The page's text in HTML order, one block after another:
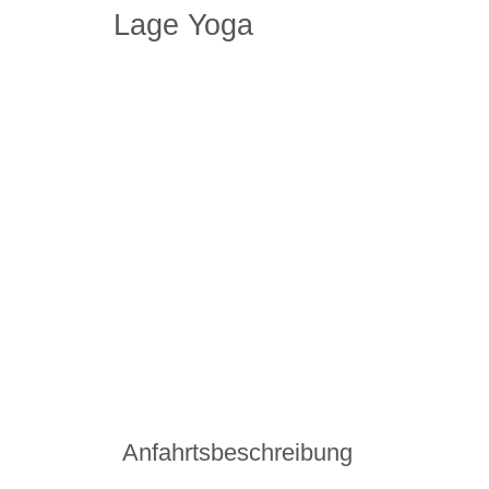
Lage Yoga
Anfahrtsbeschreibung